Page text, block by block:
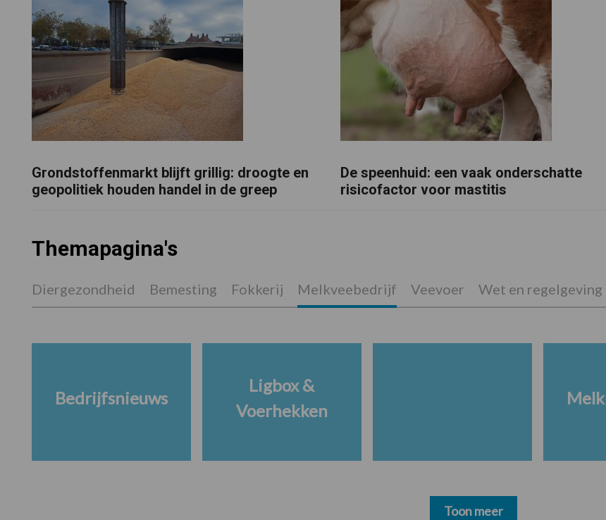
Grondstoffenmarkt blijft grillig: droogte en
geopolitiek houden handel in de greep
De speenhuid: een vaak onderschatte
risicofactor voor mastitis
Themapagina's
Diergezondheid Bemesting Fokkerij Melkveebedrijf Veevoer Wet en regelgeving
Bedrijfsnieuws
Ligbox &
Voerhekken
Toon meer